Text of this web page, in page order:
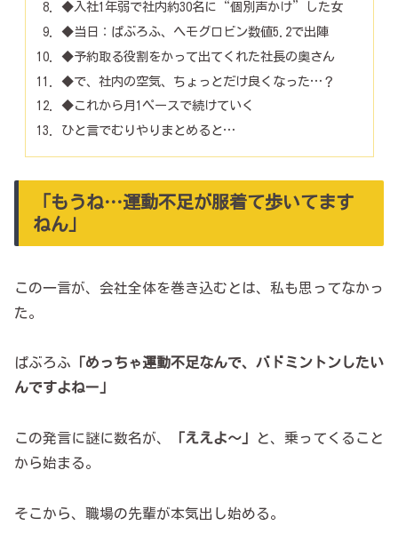
◆入社1年弱で社内約30名に“個別声かけ”した女
◆当日：ぱぶろふ、ヘモグロビン数値5.2で出陣
◆予約取る役割をかって出てくれた社長の奥さん
◆で、社内の空気、ちょっとだけ良くなった…？
◆これから月1ペースで続けていく
ひと言でむりやりまとめると…
「もうね…運動不足が服着て歩いてます
ねん」
この一言が、会社全体を巻き込むとは、私も思ってなかっ
た。
ぱぶろふ 「めっちゃ運動不足なんで、バドミントンしたい
んですよねー」
この発言に謎に数名が、 「ええよ～」
と、乗ってくること
から始まる。
そこから、職場の先輩が本気出し始める。